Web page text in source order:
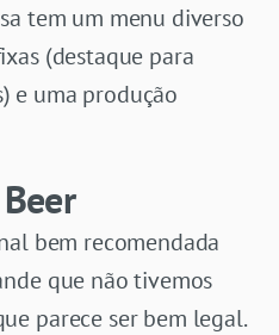
tem um menu diverso
(destaque para
e uma produção
bem recomendada
que não tivemos
parece ser bem legal.